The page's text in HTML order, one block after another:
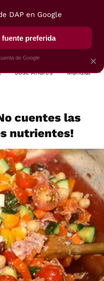
VEGUI
José Andrés Mundial
cuentes las
nutrientes!
×
DAP en Google
preferida
de Google